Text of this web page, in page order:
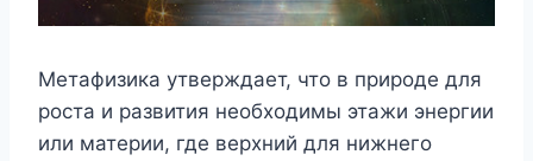
Метафизика утверждает, что в природе для
роста и развития необходимы этажи энергии
или материи, где верхний для нижнего